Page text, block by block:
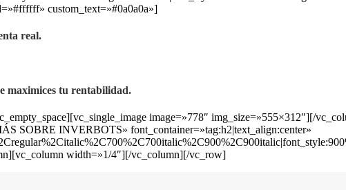
custom_text=»#0a0a0a»]
real.
maximices tu rentabilidad.
image=»778″ img_size=»555×312″][/
SOBRE INVERBOTS» font_container=»tag:h2|text_align:center»
width=»1/4″][/vc_column][/vc_row]